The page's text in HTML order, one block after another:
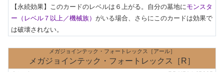
【永続効果】このカードのレベルは６上がる。自分の墓地にモンスタ
ー（レベル７以上／機械族） がいる場合、さらにこのカードは効果で
は破壊されない。
メガジョインテック・フォートレックス［アール］
メガジョインテック・フォートレックス［R］